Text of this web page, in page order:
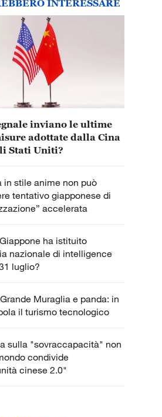
INTERESSARE
inviano le ultime
adottate dalla Cina
Stati Uniti?
in stile anime non può
tentativo giapponese di
accelerata
ha istituito
nazionale di intelligence
luglio?
Muraglia e panda: in
il turismo tecnologico
sulla "sovraccapacità" non
condivide
cinese 2.0"